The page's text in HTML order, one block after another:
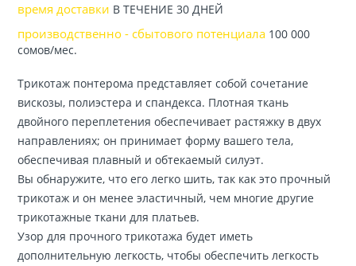
время доставки В ТЕЧЕНИЕ 30 ДНЕЙ
производственно - сбытового потенциала 100 000
сомов/мес.
Трикотаж понтерома представляет собой сочетание
вискозы, полиэстера и спандекса. Плотная ткань
двойного переплетения обеспечивает растяжку в двух
направлениях; он принимает форму вашего тела,
обеспечивая плавный и обтекаемый силуэт.
Вы обнаружите, что его легко шить, так как это прочный
трикотаж и он менее эластичный, чем многие другие
трикотажные ткани для платьев.
Узор для прочного трикотажа будет иметь
дополнительную легкость, чтобы обеспечить легкость